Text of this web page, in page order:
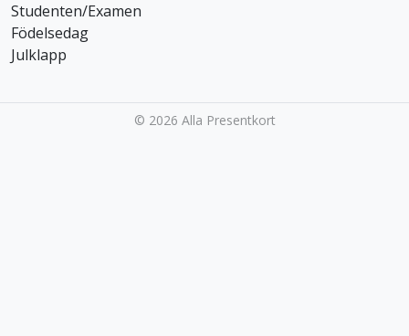
Studenten/Examen
Födelsedag
Julklapp
i
e
© 2026 Alla Presentkort